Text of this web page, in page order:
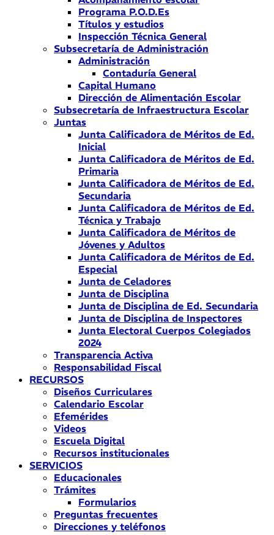
Programa P.O.D.Es
Títulos y estudios
Inspección Técnica General
Subsecretaría de Administración
Administración
Contaduría General
Capital Humano
Dirección de Alimentación Escolar
Subsecretaría de Infraestructura Escolar
Juntas
Junta Calificadora de Méritos de Ed.
Inicial
Junta Calificadora de Méritos de Ed.
Primaria
Junta Calificadora de Méritos de Ed.
Secundaria
Junta Calificadora de Méritos de Ed.
Técnica y Trabajo
Junta Calificadora de Méritos de
Jóvenes y Adultos
Junta Calificadora de Méritos de Ed.
Especial
Junta de Celadores
Junta de Disciplina
Junta de Disciplina de Ed. Secundaria
Junta de Disciplina de Inspectores
Junta Electoral Cuerpos Colegiados
2024
Transparencia Activa
Responsabilidad Fiscal
RECURSOS
Diseños Curriculares
Calendario Escolar
Efemérides
Videos
Escuela Digital
Recursos institucionales
SERVICIOS
Educacionales
Trámites
Formularios
Preguntas frecuentes
Direcciones y teléfonos